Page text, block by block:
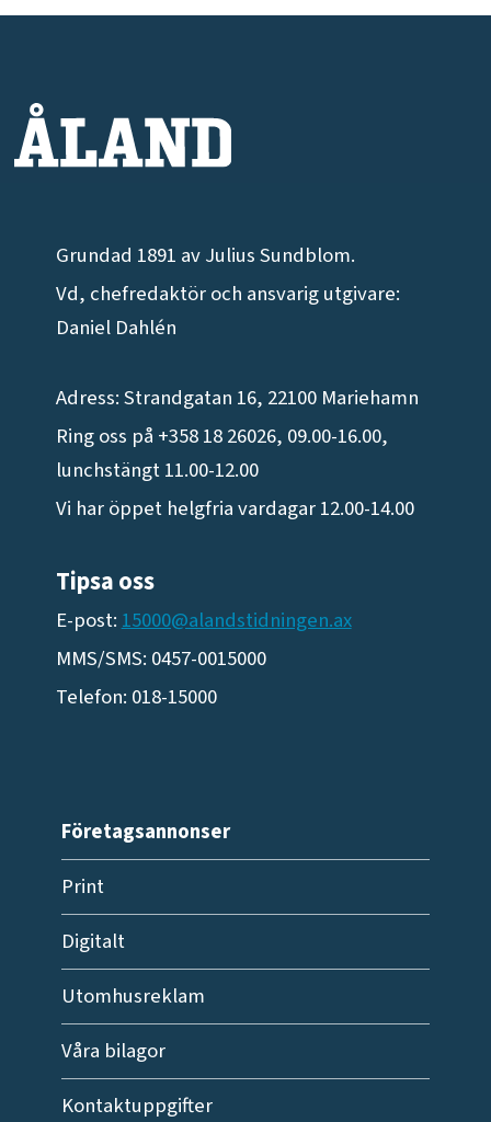
Grundad 1891 av Julius Sundblom.
Vd, chefredaktör och ansvarig utgivare:
Daniel Dahlén
Adress: Strandgatan 16, 22100 Mariehamn
Ring oss på +358 18 26026, 09.00-16.00,
lunchstängt 11.00-12.00
Vi har öppet helgfria vardagar 12.00-14.00
Tipsa oss
E-post:15000@alandstidningen.ax
MMS/SMS: 0457-0015000
Telefon: 018-15000
Företagsannonser
Print
Digitalt
Utomhusreklam
Våra bilagor
Kontaktuppgifter